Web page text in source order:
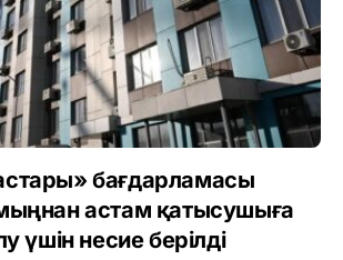
бағдарламасы
астам қатысушыға
үшін несие берілді